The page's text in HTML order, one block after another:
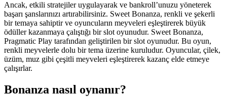
Ancak, etkili stratejiler uygulayarak ve bankroll’unuzu yöneterek
başarı şanslarınızı artırabilirsiniz. Sweet Bonanza, renkli ve şekerli
bir temaya sahiptir ve oyuncuların meyveleri eşleştirerek büyük
ödüller kazanmaya çalıştığı bir slot oyunudur. Sweet Bonanza,
Pragmatic Play tarafından geliştirilen bir slot oyunudur. Bu oyun,
renkli meyvelerle dolu bir tema üzerine kuruludur. Oyuncular, çilek,
üzüm, muz gibi çeşitli meyveleri eşleştirerek kazanç elde etmeye
çalışırlar.
Bonanza nasıl oynanır?